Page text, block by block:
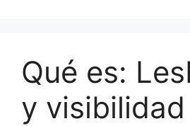
Qué es:
y